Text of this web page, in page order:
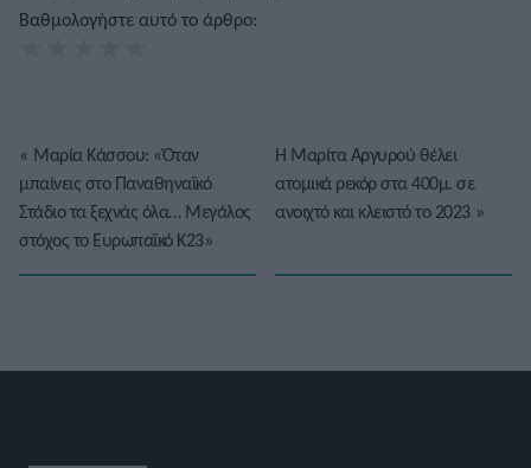
Βαθμολογήστε αυτό το άρθρο:
« Μαρία Κάσσου: «Όταν
μπαίνεις στο Παναθηναϊκό
Στάδιο τα ξεχνάς όλα… Μεγάλος
στόχος το Ευρωπαϊκό Κ23»
Η Μαρίτα Αργυρού θέλει
ατομικά ρεκόρ στα 400μ. σε
ανοιχτό και κλειστό το 2023»